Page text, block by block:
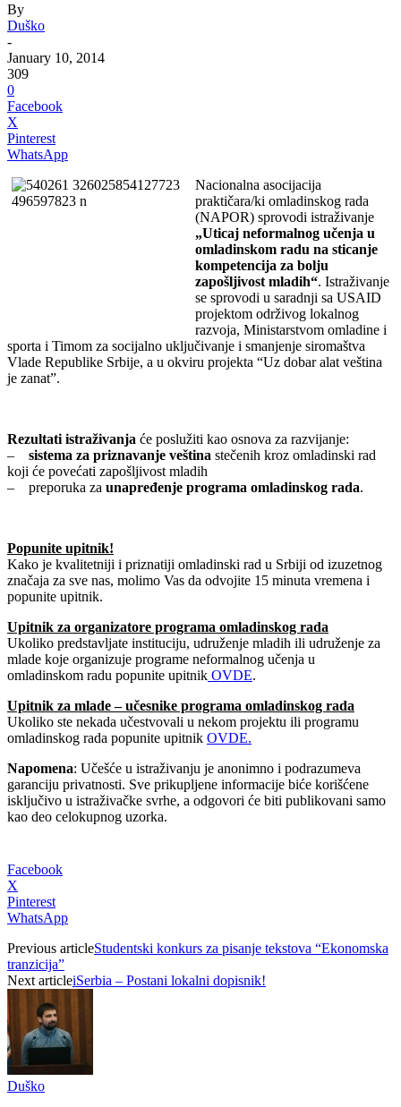
By
Duško
-
January 10, 2014
309
0
Facebook
X
Pinterest
WhatsApp
Nacionalna asocijacija
praktičara/ki omladinskog rada
(NAPOR) sprovodi istraživanje
„Uticaj neformalnog učenja u
omladinskom radu na sticanje
kompetencija za bolju
zapošljivost mladih“. Istraživanje
se sprovodi u saradnji sa USAID
projektom održivog lokalnog
razvoja, Ministarstvom omladine i
sporta i Timom za socijalno uključivanje i smanjenje siromaštva
Vlade Republike Srbije, a u okviru projekta “Uz dobar alat veština
je zanat”.
Rezultati istraživanja će poslužiti kao osnova za razvijanje:
–
sistema za priznavanje veština stečenih kroz omladinski rad
koji će povećati zapošljivost mladih
– preporuka za unapređenje programa omladinskog rada.
Popunite upitnik!
Kako je kvalitetniji i priznatiji omladinski rad u Srbiji od izuzetnog
značaja za sve nas, molimo Vas da odvojite 15 minuta vremena i
popunite upitnik.
Upitnik za organizatore programa omladinskog rada
Ukoliko predstavljate instituciju, udruženje mladih ili udruženje za
mlade koje organizuje programe neformalnog učenja u
omladinskom radu popunite upitnik OVDE.
Upitnik za mlade – učesnike programa omladinskog rada
Ukoliko ste nekada učestvovali u nekom projektu ili programu
omladinskog rada popunite upitnik OVDE.
Napomena: Učešće u istraživanju je anonimno i podrazumeva
garanciju privatnosti. Sve prikupljene informacije biće korišćene
isključivo u istraživačke svrhe, a odgovori će biti publikovani samo
kao deo celokupnog uzorka.
Facebook
X
Pinterest
WhatsApp
Previous articleStudentski konkurs za pisanje tekstova “Ekonomska
tranzicija”
Next articleiSerbia – Postani lokalni dopisnik!
Duško